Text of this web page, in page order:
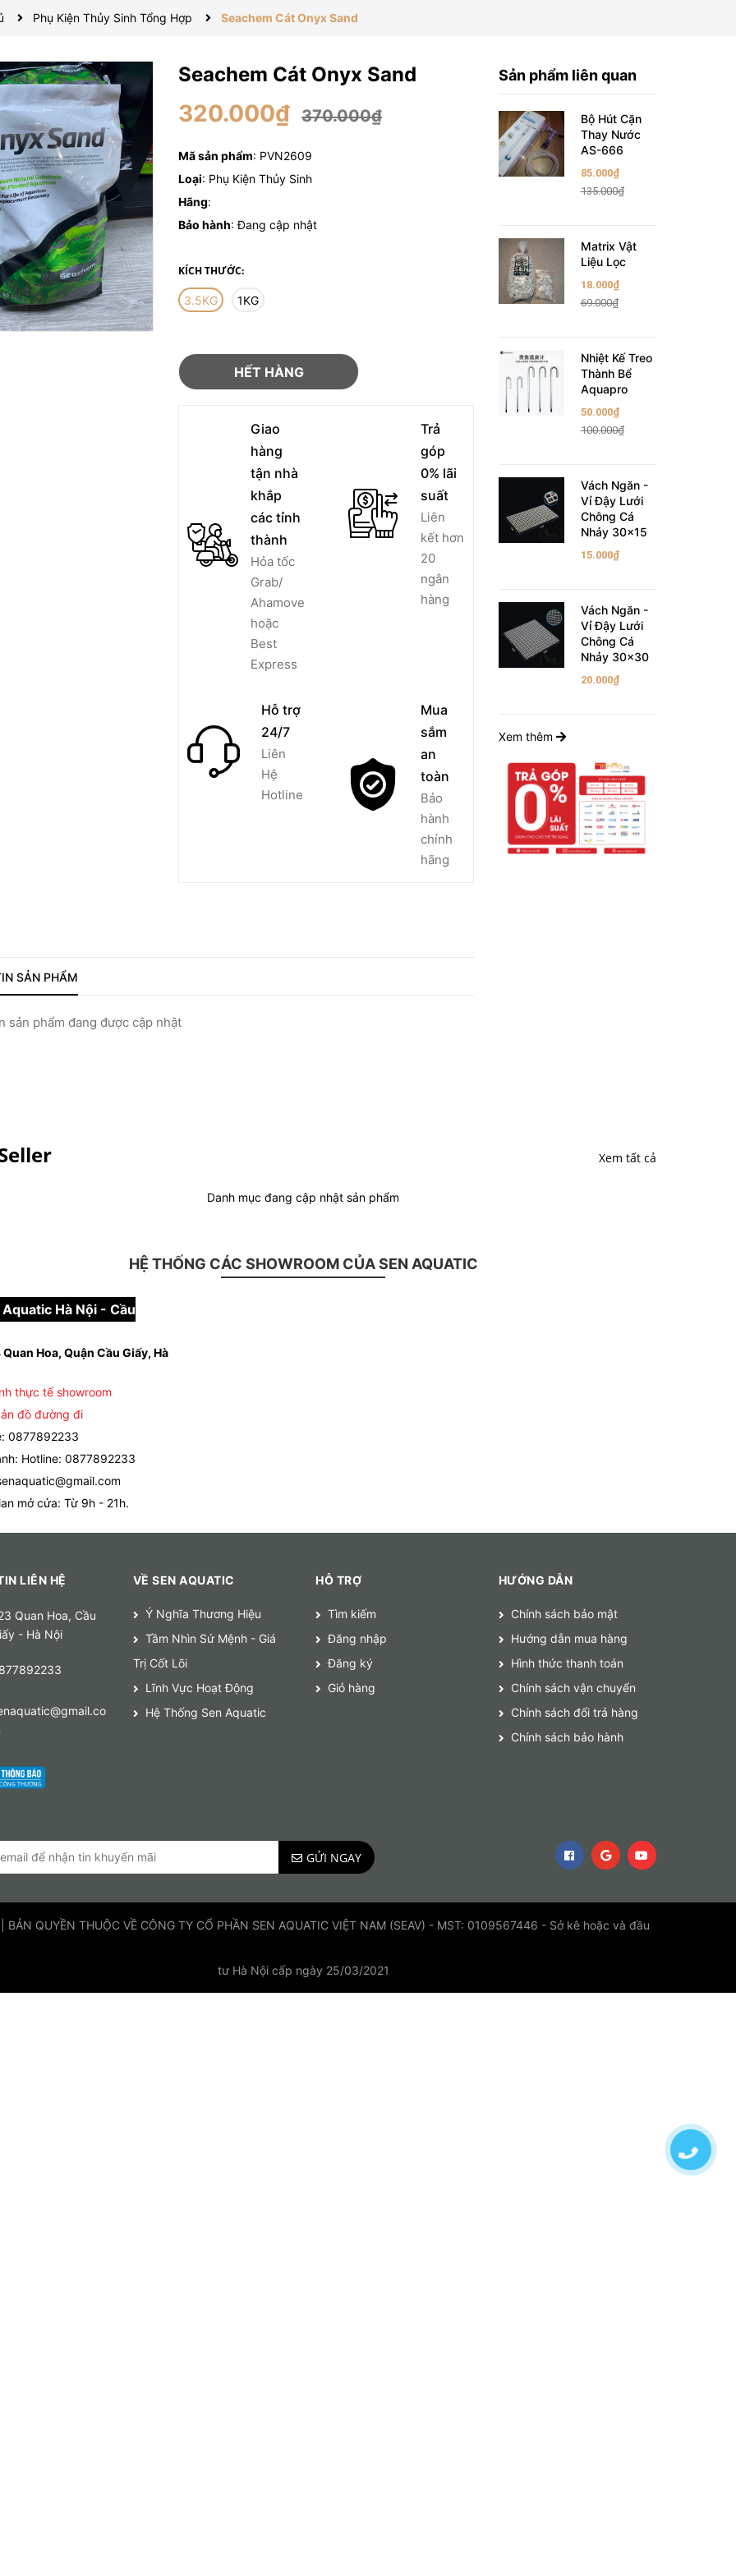
Phụ Kiện Thủy Sinh Tổng Hợp Seachem Cát Onyx Sand
Seachem Cát Onyx Sand
320.000₫ 370.000₫
Mã sản phẩm: PVN2609
Loại: Phụ Kiện Thủy Sinh
Hãng:
Bảo hành: Đang cập nhật
KÍCH THƯỚC:
3.5KG 1KG
HẾT HÀNG
Giao
hàng
tận nhà
khắp
các tỉnh
thành
Hỏa tốc
Grab/
Ahamove
hoặc
Best
Express
Trả
góp
0% lãi
suất
Liên
kết hơn
20
ngân
hàng
Hỗ trợ
24/7
Liên
Hệ
Hotline
Mua
sắm
an
toàn
Bảo
hành
chính
hãng
SẢN PHẨM
sản phẩm đang được cập nhật
Sản phẩm liên quan
Bộ Hút Cặn
Thay Nước
AS-666
85.000₫
135.000₫
Matrix Vật
Liệu Lọc
18.000₫
69.000₫
Nhiệt Kế Treo
Thành Bể
Aquapro
50.000₫
100.000₫
Vách Ngăn -
Vỉ Đậy Lưới
Chông Cá
Nhảy 30x15
15.000₫
Vách Ngăn -
Vỉ Đậy Lưới
Chông Cá
Nhảy 30x30
20.000₫
Xem thêm
Xem tất cả
Danh mục đang cập nhật sản phẩm
HỆ THỐNG CÁC SHOWROOM CỦA SEN AQUATIC
Aquatic Hà Nội - Cầu
Hoa, Quận Cầu Giấy, Hà
thực tế showroom
đồ đường đi
0877892233
Hotline: 0877892233
mở cửa: Từ 9h - 21h.
LIÊN HỆ
Quan Hoa, Cầu
- Hà Nội
VỀ SEN AQUATIC
Ý Nghĩa Thương Hiệu
Tầm Nhìn Sứ Mệnh - Giá
Trị Cốt Lõi
Lĩnh Vực Hoạt Động
Hệ Thống Sen Aquatic
HỖ TRỢ
Tìm kiếm
Đăng nhập
Đăng ký
Giỏ hàng
HƯỚNG DẪN
Chính sách bảo mật
Hướng dẫn mua hàng
Hình thức thanh toán
Chính sách vận chuyển
Chính sách đổi trả hàng
Chính sách bảo hành
GỬI NGAY
BẢN QUYỀN THUỘC VỀ CÔNG TY CỔ PHẦN SEN AQUATIC VIỆT NAM (SEAV) - MST: 0109567446 - Sở kê hoặc và đầu
tư Hà Nội cấp ngày 25/03/2021